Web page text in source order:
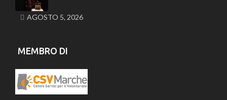
AGOSTO 5, 2026
MEMBRO DI